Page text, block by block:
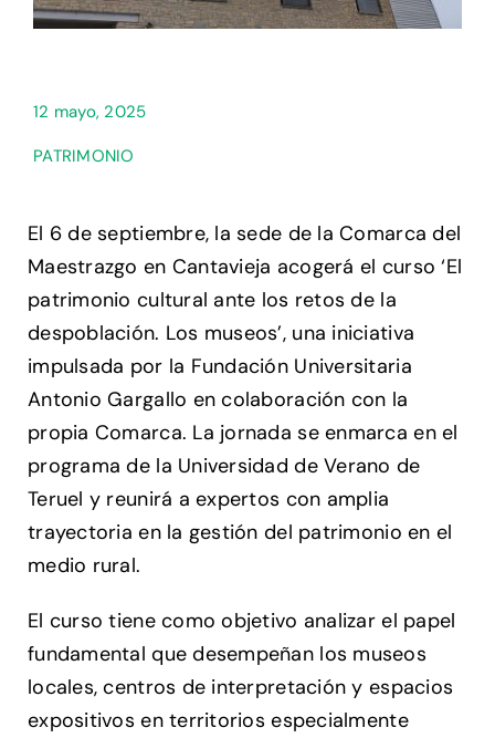
12 mayo, 2025
PATRIMONIO
El 6 de septiembre, la sede de la Comarca del
Maestrazgo en Cantavieja acogerá el curso ‘El
patrimonio cultural ante los retos de la
despoblación. Los museos’, una iniciativa
impulsada por la Fundación Universitaria
Antonio Gargallo en colaboración con la
propia Comarca. La jornada se enmarca en el
programa de la Universidad de Verano de
Teruel y reunirá a expertos con amplia
trayectoria en la gestión del patrimonio en el
medio rural.
El curso tiene como objetivo analizar el papel
fundamental que desempeñan los museos
locales, centros de interpretación y espacios
expositivos en territorios especialmente